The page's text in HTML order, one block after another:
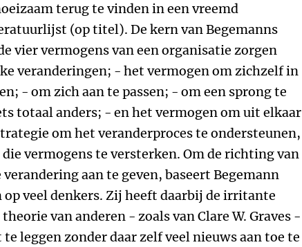
terug te vinden in een vreemd
(op titel). De kern van Begemanns
vier vermogens van een organisatie zorgen
veranderingen; - het vermogen om zichzelf in
- om zich aan te passen; - om een sprong te
totaal anders; - en het vermogen om uit elkaar
om het veranderproces te ondersteunen,
vermogens te versterken. Om de richting van
aan te geven, baseert Begemann
op veel denkers. Zij heeft daarbij de irritante
van anderen - zoals van Clare W. Graves -
leggen zonder daar zelf veel nieuws aan toe te